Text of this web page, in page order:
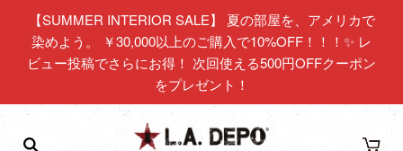
【SUMMER INTERIOR SALE】 夏の部屋を、アメリカで
染めよう。 ￥30,000以上のご購入で10%OFF！！！✨ レ
ビュー投稿でさらにお得！ 次回使える500円OFFクーポン
をプレゼント！